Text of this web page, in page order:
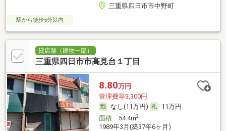
三重県四日市市中野町
駅から徒歩5分以内
貸店舗（建物一部）
三重県四日市市高見台１丁目
8.80万円
管理費等3,300円
なし(11万円)
11万円
面積54.4m2
1989年3月(築37年6ヶ月)